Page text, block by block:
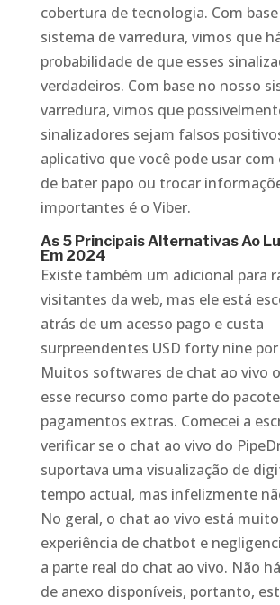
cobertura de tecnologia. Com
sistema de varredura, vimos que
probabilidade de que esses
verdadeiros. Com base no nosso
varredura, vimos que
sinalizadores sejam falsos
aplicativo que você pode usar
de bater papo ou trocar
importantes é o Viber.
As 5 Principais Alternativas Ao
Em 2024
Existe também um adicional para
visitantes da web, mas ele está
atrás de um acesso pago e custa
surpreendentes USD forty nine
Muitos softwares de chat ao vivo
esse recurso como parte do
pagamentos extras. Comecei a
verificar se o chat ao vivo do
suportava uma visualização de
tempo actual, mas infelizmente
No geral, o chat ao vivo está
experiência de chatbot e
a parte real do chat ao vivo. Não
de anexo disponíveis, portanto,